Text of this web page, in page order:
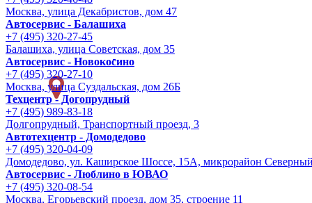
Москва, улица Декабристов, дом 47
Автосервис - Балашиха
+7 (495) 320-27-45
Балашиха, улица Советская, дом 35
Автосервис - Новокосино
+7 (495) 320-27-10
Москва, улица Суздальская, дом 26Б
Техцентр - Догопрудный
+7 (495) 989-83-18
Долгопрудный, Транспортный проезд, 3
Автотехцентр - Домодедово
+7 (495) 320-04-09
Домодедово, ул. Каширское Шоссе, 15А, микрорайон
Автосервис - Люблино в ЮВАО
+7 (495) 320-08-54
Москва, Егорьевский проезд, дом 35, строение 11